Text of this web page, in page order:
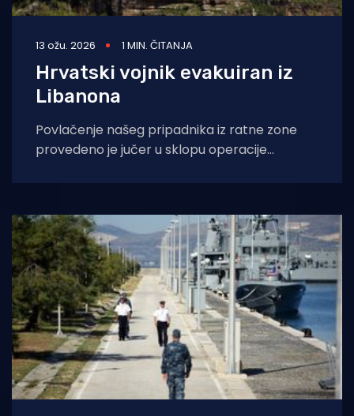
13 ožu. 2026 1 MIN. ČITANJA
Hrvatski vojnik evakuiran iz
Libanona
Povlačenje našeg pripadnika iz ratne zone
provedeno je jučer u sklopu operacije
Savezna Republika